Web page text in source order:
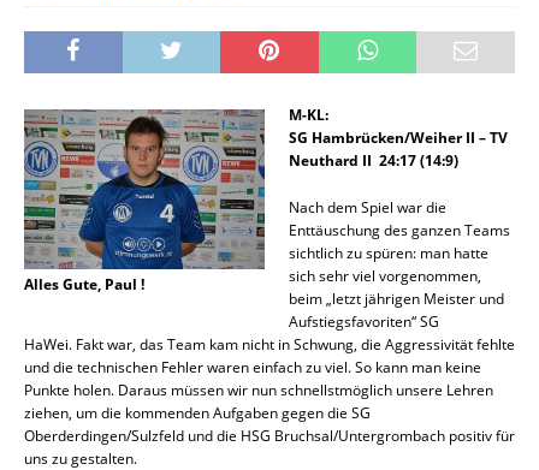
Alles Gute, Paul !
M-KL:
SG Hambrücken/Weiher II – TV
Neuthard II 24:17 (14:9)
Nach dem Spiel war die
Enttäuschung des ganzen Teams
sichtlich zu spüren: man hatte
sich sehr viel vorgenommen,
beim „letzt jährigen Meister und
Aufstiegsfavoriten“ SG
HaWei. Fakt war, das Team kam nicht in Schwung, die Aggressivität fehlte
und die technischen Fehler waren einfach zu viel. So kann man keine
Punkte holen. Daraus müssen wir nun schnellstmöglich unsere Lehren
ziehen, um die kommenden Aufgaben gegen die SG
Oberderdingen/Sulzfeld und die HSG Bruchsal/Untergrombach positiv für
uns zu gestalten.